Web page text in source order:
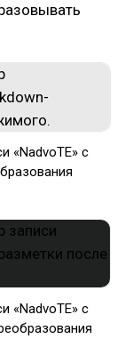
«NadvoTE» с
«NadvoTE» с